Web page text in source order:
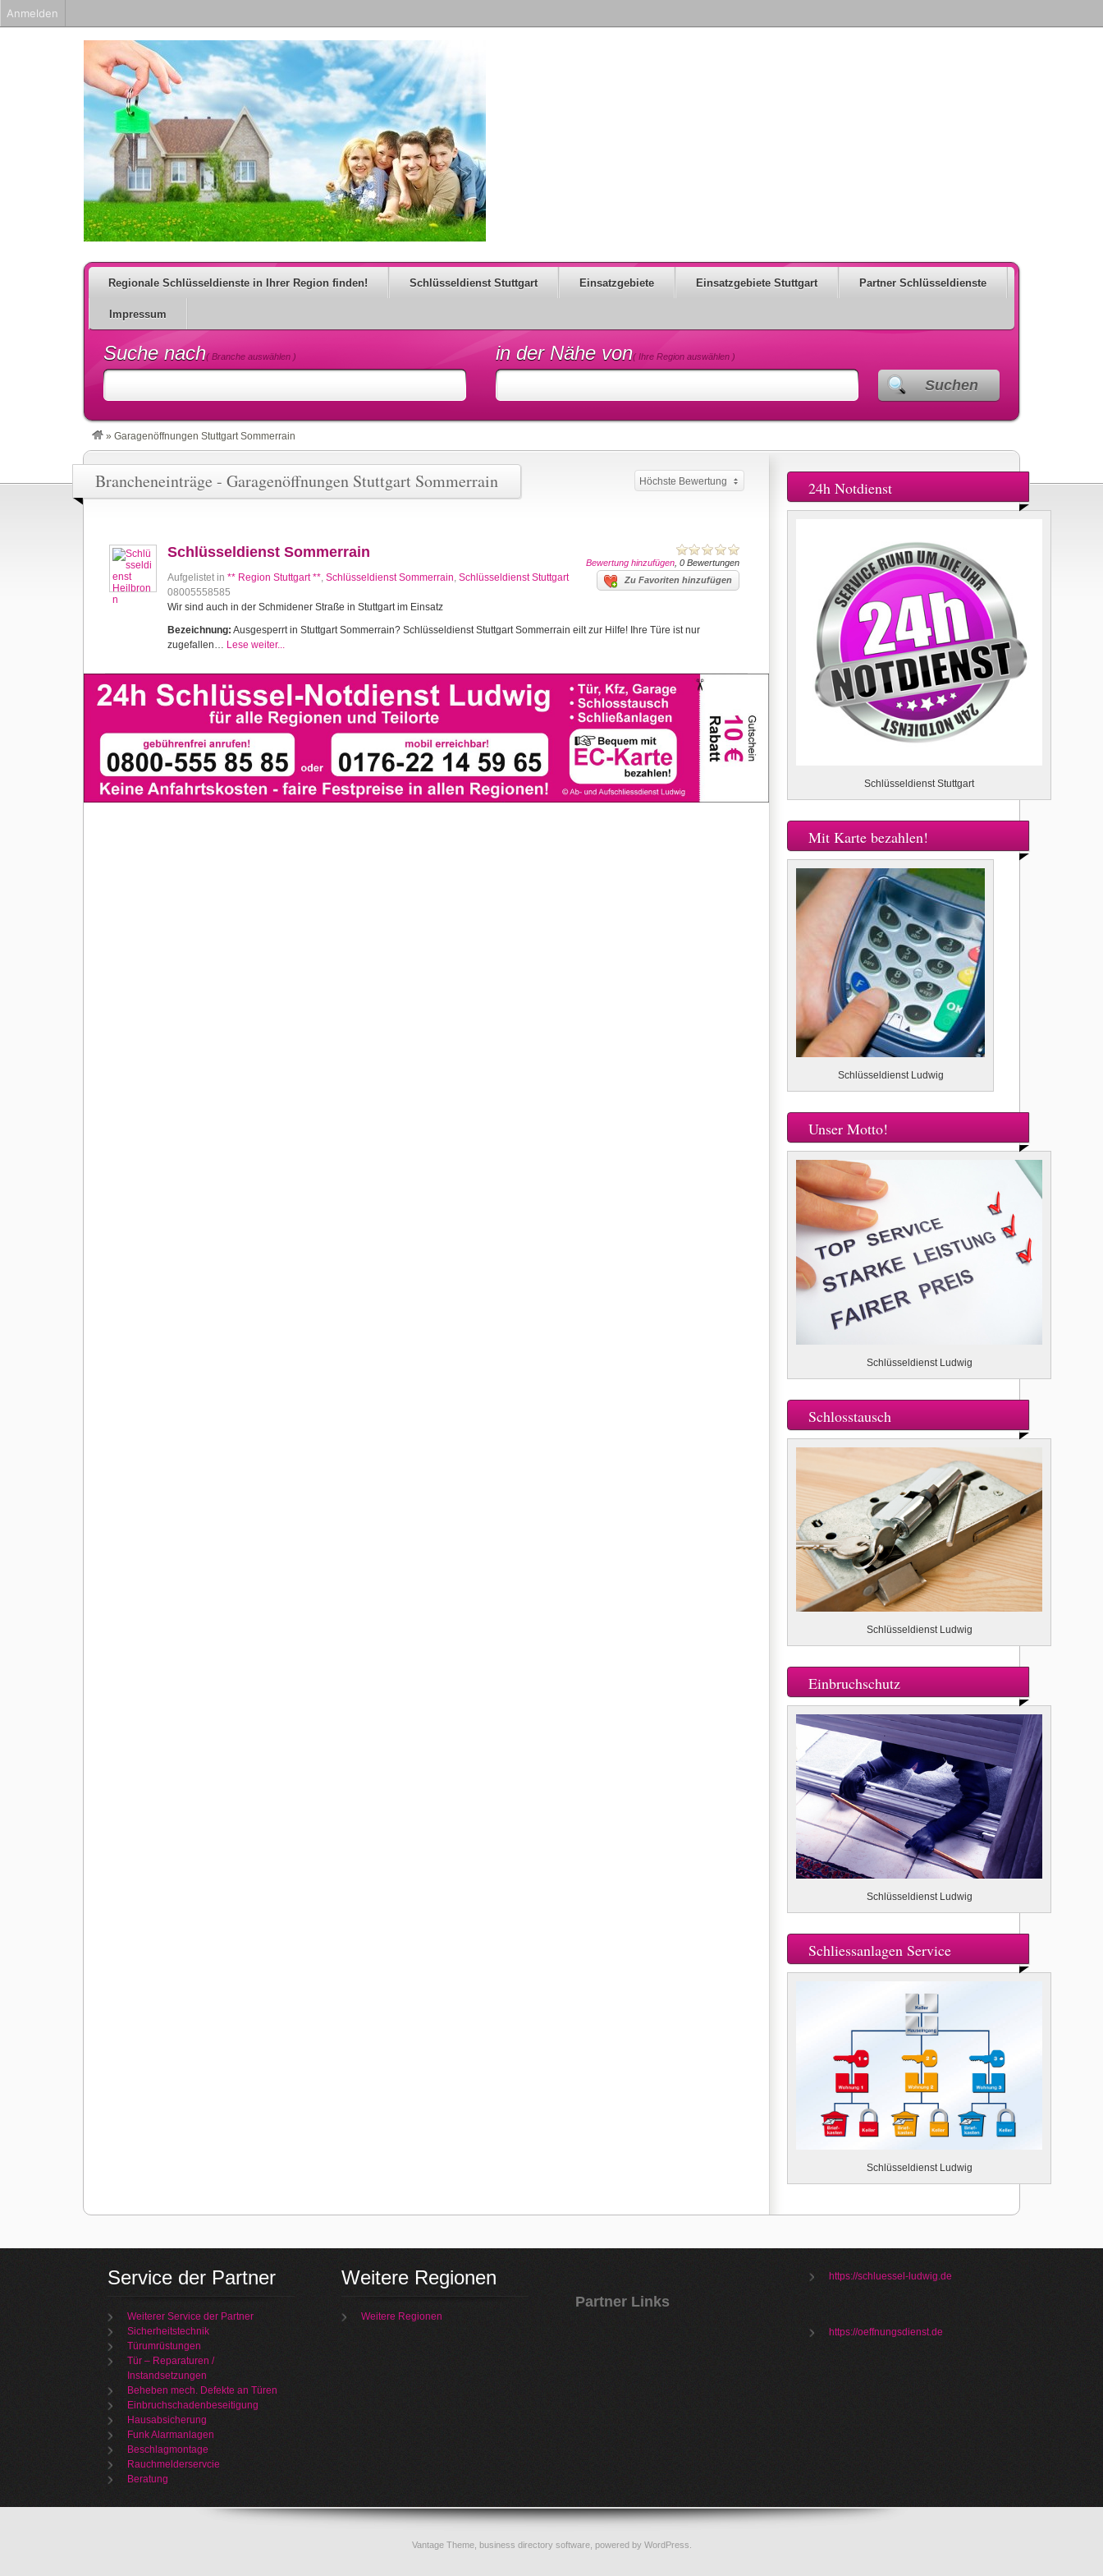
Regionale Schlüsseldienste in Ihrer Region finden! Schlüsseldienst Stuttgart Einsatzgebiete Einsatzgebiete Stuttgart Partner Schlüsseldienste
Impressum
Suche nach( Branche auswählen ) in der Nähe von( Ihre Region auswählen )
Suchen
» Garagenöffnungen Stuttgart Sommerrain
Brancheneinträge - Garagenöffnungen Stuttgart Sommerrain Höchste Bewertung
Bewertung hinzufügen , 0 Bewertungen
Schlüsseldienst Sommerrain
Aufgelistet in ** Region Stuttgart **, Schlüsseldienst Sommerrain, Schlüsseldienst Stuttgart Zu Favoriten hinzufügen
08005558585
Wir sind auch in der Schmidener Straße in Stuttgart im Einsatz
Bezeichnung: Ausgesperrt in Stuttgart Sommerrain? Schlüsseldienst Stuttgart Sommerrain eilt zur Hilfe! Ihre Türe ist nur
zugefallen… Lese weiter...
24h Notdienst
Schlüsseldienst Stuttgart
Mit Karte bezahlen!
Schlüsseldienst Ludwig
Unser Motto!
Schlüsseldienst Ludwig
Schlosstausch
Schlüsseldienst Ludwig
Einbruchschutz
Schlüsseldienst Ludwig
Schliessanlagen Service
Schlüsseldienst Ludwig
Service der Partner
Weiterer Service der Partner
Sicherheitstechnik
Türumrüstungen
Tür – Reparaturen /
Instandsetzungen
Beheben mech. Defekte an Türen
Einbruchschadenbeseitigung
Hausabsicherung
Funk Alarmanlagen
Beschlagmontage
Rauchmelderservcie
Beratung
Weitere Regionen
Weitere Regionen
Partner Links
https://schluessel-ludwig.de
https://oeffnungsdienst.de
Vantage Theme, business directory software, powered by WordPress
Anmelden